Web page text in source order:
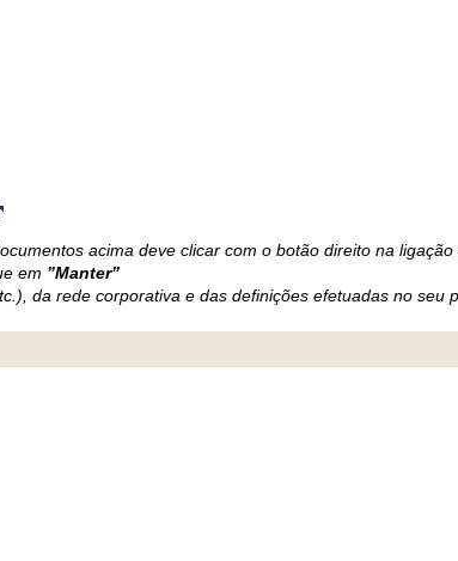
acima deve clicar com o botão direito na
em ”Manter”
da rede corporativa e das definições efetuadas no seu